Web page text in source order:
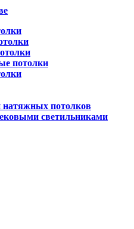
потолки
натяжных потолков
светильниками